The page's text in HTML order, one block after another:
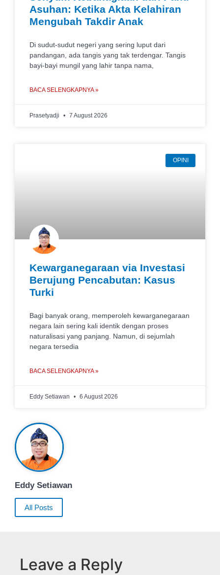
Eddy Setiawan
All Posts
Asuhan: Ketika Akta Kelahiran
Mengubah Takdir Anak
Di sudut-sudut negeri yang sering luput dari
pandangan, ada tangis yang tak terdengar. Tangis
bayi-bayi mungil yang lahir tanpa nama,
BACA SELENGKAPNYA »
Prasetyadji 7 August 2026
OPINI
Kewarganegaraan via Investasi
Berujung Pencabutan: Kasus
Turki
Bagi banyak orang, memperoleh kewarganegaraan
negara lain sering kali identik dengan proses
naturalisasi yang panjang. Namun, di sejumlah
negara tersedia
BACA SELENGKAPNYA »
Eddy Setiawan 6 August 2026
Leave a Reply